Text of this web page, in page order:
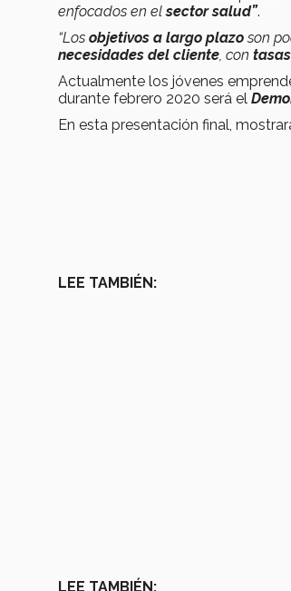
enfocados en elsector salud”.
“Los objetivos a largo plazoson
necesidades del cliente, con
Actualmente los jóvenes
durante febrero 2020 será el
En esta presentación final,
LEE TAMBIÉN:
LEE TAMBIÉN: